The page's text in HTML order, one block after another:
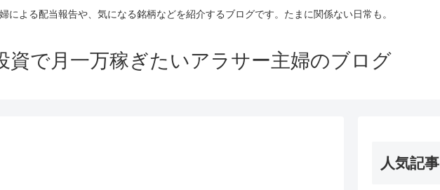
による配当報告や、気になる銘柄などを紹介するブログです。たまに関係ない日常も。
資で月一万稼ぎたいアラサー主婦のブログ
人気記事